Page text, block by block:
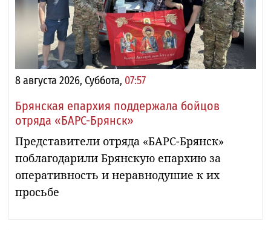
8 августа 2026, Суббота, 07:57
Брянская епархия поддержала бойцов
отряда «БАРС-Брянск»
Представители отряда «БАРС-Брянск»
поблагодарили Брянскую епархию за
оперативность и неравнодушие к их
просьбе